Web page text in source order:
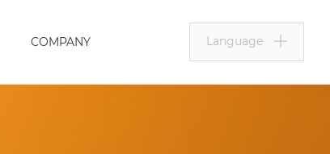
COMPANY Language